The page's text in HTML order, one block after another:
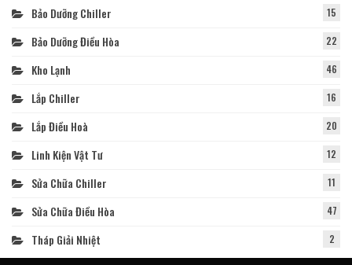
Bảo Dưỡng Chiller 15
Bảo Dưỡng Điều Hòa 22
Kho Lạnh 46
Lắp Chiller 16
Lắp Điều Hoà 20
Linh Kiện Vật Tư 12
Sửa Chữa Chiller 11
Sửa Chữa Điều Hòa 47
Tháp Giải Nhiệt 2